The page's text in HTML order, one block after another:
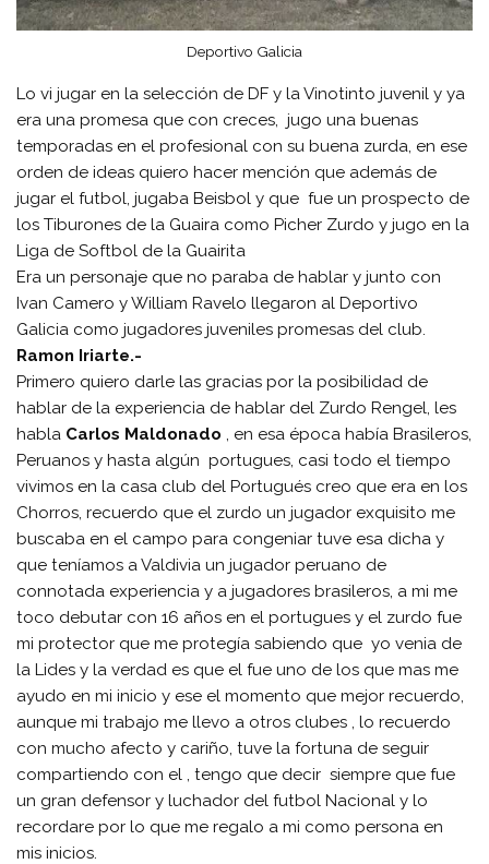
Deportivo Galicia
Lo vi jugar en la selección de DF y la Vinotinto juvenil y ya
era una promesa que con creces, jugo una buenas
temporadas en el profesional con su buena zurda, en ese
orden de ideas quiero hacer mención que además de
jugar el futbol, jugaba Beisbol y que fue un prospecto de
los Tiburones de la Guaira como Picher Zurdo y jugo en la
Liga de Softbol de la Guairita
Era un personaje que no paraba de hablar y junto con
Ivan Camero y William Ravelo llegaron al Deportivo
Galicia como jugadores juveniles promesas del club.
Ramon Iriarte.-
Primero quiero darle las gracias por la posibilidad de
hablar de la experiencia de hablar del Zurdo Rengel, les
habla Carlos Maldonado , en esa época había Brasileros,
Peruanos y hasta algún portugues, casi todo el tiempo
vivimos en la casa club del Portugués creo que era en los
Chorros, recuerdo que el zurdo un jugador exquisito me
buscaba en el campo para congeniar tuve esa dicha y
que teníamos a Valdivia un jugador peruano de
connotada experiencia y a jugadores brasileros, a mi me
toco debutar con 16 años en el portugues y el zurdo fue
mi protector que me protegía sabiendo que yo venia de
la Lides y la verdad es que el fue uno de los que mas me
ayudo en mi inicio y ese el momento que mejor recuerdo,
aunque mi trabajo me llevo a otros clubes , lo recuerdo
con mucho afecto y cariño, tuve la fortuna de seguir
compartiendo con el , tengo que decir siempre que fue
un gran defensor y luchador del futbol Nacional y lo
recordare por lo que me regalo a mi como persona en
mis inicios.